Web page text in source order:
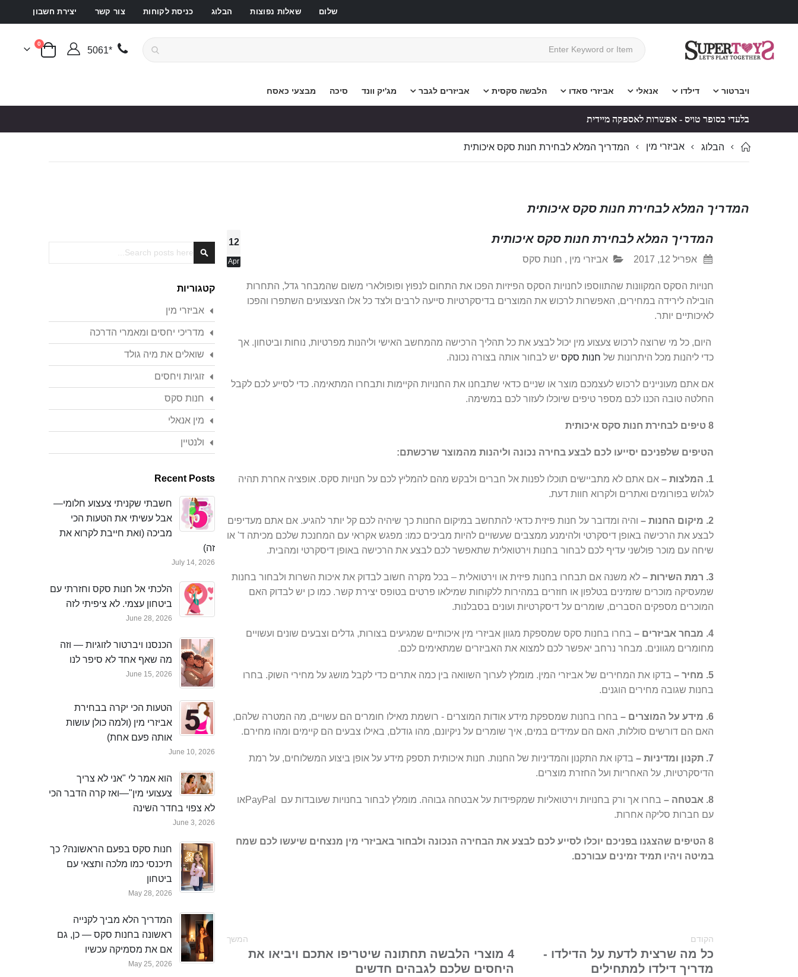
שלום שאלות נפוצות הבלוג כניסת לקוחות צור קשר יצירת חשבון
*5061
סל קניות
0פריטים
ויברטור דילדו אנאלי אביזרי סאדו הלבשה סקסית אביזרים לגבר מג'יק וונד סיכה מבצעי כאסח
בלעדי בסופר טויס - אפשרות לאספקה מיידית
הבלוג אביזרי מין המדריך המלא לבחירת חנות סקס איכותית
המדריך המלא לבחירת חנות סקס איכותית
12
Apr
המדריך המלא לבחירת חנות סקס איכותית
אפריל 12, 2017 אביזרי מין , חנות סקס
חנויות הסקס המקוונות שהתווספו לחנויות הסקס הפיזיות הפכו את התחום לנפוץ ופופולארי משום שהמבחר גדל, התחרות
הובילה לירידה במחירים, האפשרות לרכוש את המוצרים בדיסקרטיות סייעה לרבים ולצד כל אלו הצעצועים השתפרו והפכו
לאיכותיים יותר.
היום, כל מי שרוצה לרכוש צעצוע מין יכול לבצע את כל תהליך הרכישה מהמחשב האישי וליהנות מפרטיות, נוחות וביטחון. אך
כדי ליהנות מכל היתרונות של חנות סקס יש לבחור אותה בצורה נכונה.
אם אתם מעוניינים לרכוש לעצמכם מוצר או שניים כדאי שתבחנו את החנויות הקיימות ותבחרו המתאימה. כדי לסייע לכם לקבל
החלטה טובה הכנו לכם מספר טיפים שיוכלו לעזור לכם במשימה.
8 טיפים לבחירת חנות סקס איכותית
הטיפים שלפניכם יסייעו לכם לבצע בחירה נכונה וליהנות מהמוצר שרכשתם:
1. המלצות –
אם אתם לא מתביישים תוכלו לפנות אל חברים ולבקש מהם להמליץ לכם על חנויות סקס. אופציה אחרת תהיה
לגלוש בפורומים ואתרים ולקרוא חוות דעת.
2. מיקום החנות –
והיה ומדובר על חנות פיזית כדאי להתחשב במיקום החנות כך שיהיה לכם קל יותר להגיע. אם אתם מעדיפים
לבצע את הרכישה באופן דיסקרטי ולהימנע ממצבים שעשויים להיות מביכים כמו: מפגש אקראי עם המחנכת שלכם מכיתה ד' או
שיחה עם מוכר פולשני עדיף לכם לבחור בחנות וירטואלית שתאפשר לכם לבצע את הרכישה באופן דיסקרטי ומהבית.
3. רמת השירות –
לא משנה אם תבחרו בחנות פיזית או וירטואלית – בכל מקרה חשוב לבדוק את איכות השרות ולבחור בחנות
שמעסיקה מוכרים שזמינים בטלפון או חוזרים במהירות ללקוחות שמילאו פרטים בטופס יצירת קשר. כמו כן יש לבדוק האם
המוכרים מספקים הסברים, שומרים על דיסקרטיות ועונים בסבלנות.
4. מבחר אביזרים –
בחרו בחנות סקס שמספקת מגוון אביזרי מין איכותיים שמגיעים בצורות, גדלים וצבעים שונים ועשויים
מחומרים מגוונים. מבחר נרחב יאפשר לכם למצוא את האביזרים שמתאימים לכם.
5. מחיר –
בדקו את המחירים של אביזרי המין. מומלץ לערוך השוואה בין כמה אתרים כדי לקבל מושג על מחירי השוק. בחרו
בחנות שגובה מחירים הוגנים.
6. מידע על המוצרים –
בחרו בחנות שמספקת מידע אודות המוצרים - רושמת מאילו חומרים הם עשויים, מה המטרה שלהם,
האם הם דורשים סוללות, האם הם עמידים במים, איך שומרים על ניקיונם, מהו גודלם, באילו צבעים הם קיימים ומהו מחירם.
7. תקנון ומדיניות –
בדקו את התקנון והמדיניות של החנות. חנות איכותית תספק מידע על אופן ביצוע המשלוחים, על רמת
הדיסקרטיות, על האחריות ועל החזרת מוצרים.
8. אבטחה –
בחרו אך ורק בחנויות וירטואליות שמקפידות על אבטחה גבוהה. מומלץ לבחור בחנויות שעובדות עם PayPalאו
עם חברות סליקה אחרות.
8 הטיפים שהצגנו בפניכם יוכלו לסייע לכם לבצע את הבחירה הנכונה ולבחור באביזרי מין מנצחים שיעשו לכם שמח
במיטה ויהיו תמיד זמינים עבורכם.
הקודם
כל מה שרצית לדעת על הדילדו -
מדריך דילדו למתחילים
המשך
4 מוצרי הלבשה תחתונה שיטריפו אתכם ויביאו את
היחסים שלכם לגבהים חדשים
Search
קטגוריות
אביזרי מין
מדריכי יחסים ומאמרי הדרכה
שואלים את מיה גולד
זוגיות ויחסים
חנות סקס
מין אנאלי
ולנטיין
Recent Posts
חשבתי שקניתי צעצוע חלומי—
אבל עשיתי את הטעות הכי
מביכה (ואת חייבת לקרוא את
זה)
July 14, 2026
הלכתי אל חנות סקס וחזרתי עם
ביטחון עצמי. לא ציפיתי לזה
June 28, 2026
הכנסנו ויברטור לזוגיות — וזה
מה שאף אחד לא סיפר לנו
June 15, 2026
הטעות הכי יקרה בבחירת
אביזרי מין (ולמה כולן עושות
אותה פעם אחת)
June 10, 2026
הוא אמר לי "אני לא צריך
צעצועי מין"—ואז קרה הדבר הכי
לא צפוי בחדר השינה
June 3, 2026
חנות סקס בפעם הראשונה? כך
תיכנסי כמו מלכה ותצאי עם
ביטחון
May 28, 2026
המדריך הלא מביך לקנייה
ראשונה בחנות סקס — כן, גם
אם את מסמיקה עכשיו
May 25, 2026